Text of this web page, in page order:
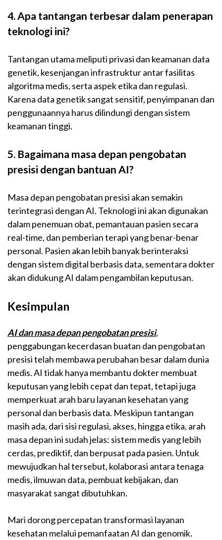
4. Apa tantangan terbesar dalam penerapan
teknologi ini?
Tantangan utama meliputi privasi dan keamanan data
genetik, kesenjangan infrastruktur antar fasilitas
algoritma medis, serta aspek etika dan regulasi.
Karena data genetik sangat sensitif, penyimpanan dan
penggunaannya harus dilindungi dengan sistem
keamanan tinggi.
5. Bagaimana masa depan pengobatan
presisi dengan bantuan AI?
Masa depan pengobatan presisi akan semakin
terintegrasi dengan AI. Teknologi ini akan digunakan
dalam penemuan obat, pemantauan pasien secara
real-time, dan pemberian terapi yang benar-benar
personal. Pasien akan lebih banyak berinteraksi
dengan sistem digital berbasis data, sementara dokter
akan didukung AI dalam pengambilan keputusan.
Kesimpulan
AI dan masa depan pengobatan presisi,
penggabungan kecerdasan buatan dan pengobatan
presisi telah membawa perubahan besar dalam dunia
medis. AI tidak hanya membantu dokter membuat
keputusan yang lebih cepat dan tepat, tetapi juga
memperkuat arah baru layanan kesehatan yang
personal dan berbasis data. Meskipun tantangan
masih ada, dari sisi regulasi, akses, hingga etika, arah
masa depan ini sudah jelas: sistem medis yang lebih
cerdas, prediktif, dan berpusat pada pasien. Untuk
mewujudkan hal tersebut, kolaborasi antara tenaga
medis, ilmuwan data, pembuat kebijakan, dan
masyarakat sangat dibutuhkan.
Mari dorong percepatan transformasi layanan
kesehatan melalui pemanfaatan AI dan genomik.